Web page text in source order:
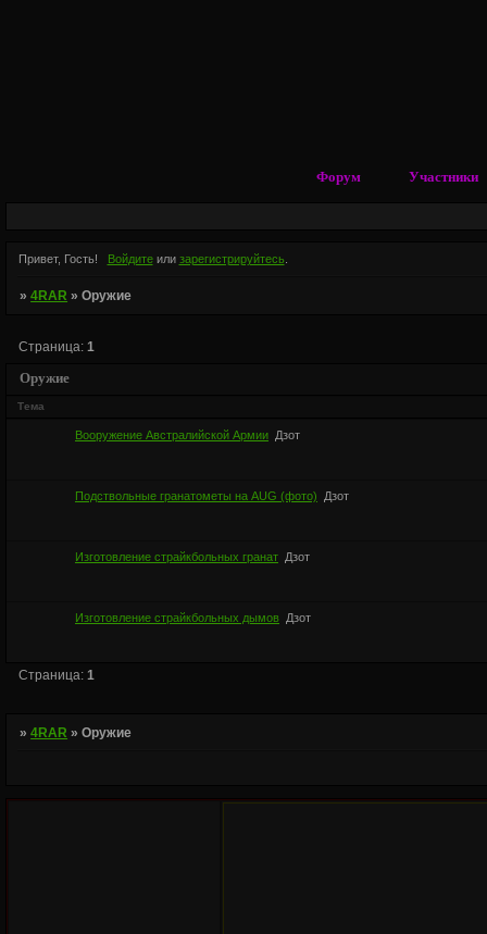
Форум Участники
Привет, Гость! Войдитеили зарегистрируйтесь.
»4RAR »Оружие
Оружие
Страница: 1
Тема
Вооружение Австралийской Армии Дзот
Подствольные гранатометы на AUG (фото) Дзот
Изготовление страйкбольных гранат Дзот
Изготовление страйкбольных дымов Дзот
Страница:1
»4RAR »Оружие